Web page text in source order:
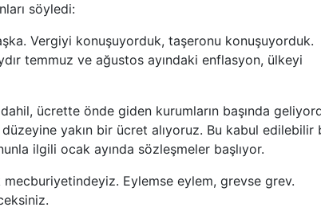
söyledi:
Vergiyi konuşuyorduk, taşeronu konuşuyorduk.
temmuz ve ağustos ayındaki enflasyon, ülkeyi
ücrette önde giden kurumların başında
yakın bir ücret alıyoruz. Bu kabul edilebilir
ilgili ocak ayında sözleşmeler başlıyor.
Eylemse eylem, grevse grev.